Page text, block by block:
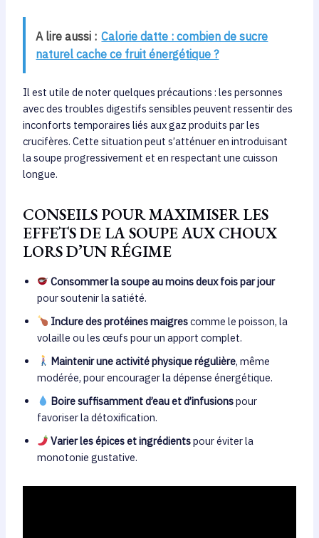
A lire aussi : Calorie datte : combien de sucre
naturel cache ce fruit énergétique ?
Il est utile de noter quelques précautions : les personnes
avec des troubles digestifs sensibles peuvent ressentir des
inconforts temporaires liés aux gaz produits par les
crucifères. Cette situation peut s’atténuer en introduisant
la soupe progressivement et en respectant une cuisson
longue.
CONSEILS POUR MAXIMISER LES
EFFETS DE LA SOUPE AUX CHOUX
LORS D’UN RÉGIME
Consommer la soupe au moins deux fois par jour
pour soutenir la satiété.
Inclure des protéines maigrescomme le poisson, la
volaille ou les œufs pour un apport complet.
Maintenir une activité physique régulière, même
modérée, pour encourager la dépense énergétique.
Boire suffisamment d’eau et d’infusionspour
favoriser la détoxification.
Varier les épices et ingrédientspour éviter la
monotonie gustative.